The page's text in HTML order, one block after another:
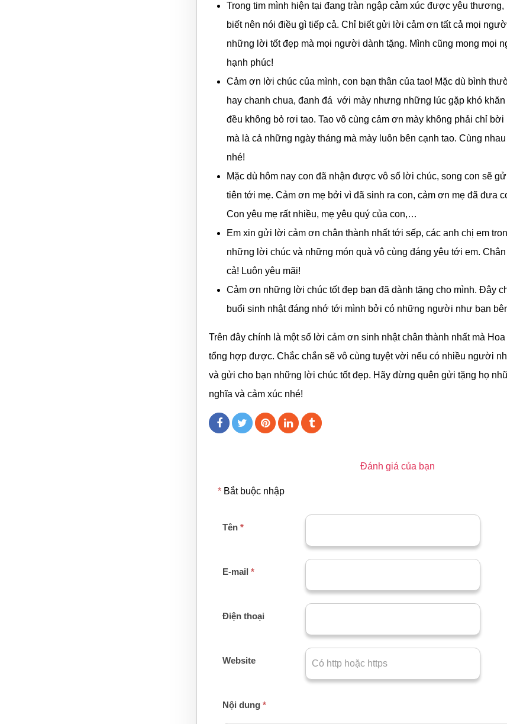
Trong tim mình hiện tại đang tràn ngập cảm xúc được yêu thương,
biết nên nói điều gì tiếp cả. Chỉ biết gửi lời cảm ơn tất cả mọi
những lời tốt đẹp mà mọi người dành tặng. Mình cũng mong mọi
hạnh phúc!
Cảm ơn lời chúc của mình, con bạn thân của tao! Mặc dù bình
hay chanh chua, đanh đá với mày nhưng những lúc gặp khó
đều không bỏ rơi tao. Tao vô cùng cảm ơn mày không phải chỉ
mà là cả những ngày tháng mà mày luôn bên cạnh tao. Cùng
nhé!
Mặc dù hôm nay con đã nhận được vô số lời chúc, song con sẽ
tiên tới mẹ. Cảm ơn mẹ bởi vì đã sinh ra con, cảm ơn mẹ đã đưa
Con yêu mẹ rất nhiều, mẹ yêu quý của con,…
Em xin gửi lời cảm ơn chân thành nhất tới sếp, các anh chị em
những lời chúc và những món quà vô cùng đáng yêu tới em.
cả! Luôn yêu mãi!
Cảm ơn những lời chúc tốt đẹp bạn đã dành tặng cho mình. Đây
buổi sinh nhật đáng nhớ tới mình bởi có những người như bạn
Trên đây chính là một số lời cảm ơn sinh nhật chân thành nhất mà
tổng hợp được. Chắc chắn sẽ vô cùng tuyệt vời nếu có nhiều người
và gửi cho bạn những lời chúc tốt đẹp. Hãy đừng quên gửi tặng họ
nghĩa và cảm xúc nhé!
Đánh giá của bạn
* Bắt buộc nhập
Tên *
E-mail *
Điện thoại
Website
Nội dung *